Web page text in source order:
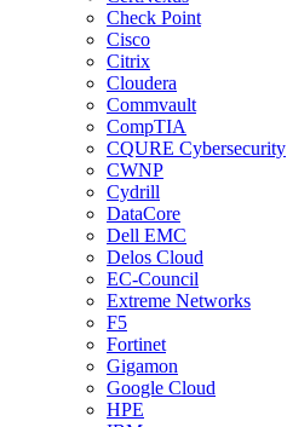
Check Point
Cisco
Citrix
Cloudera
Commvault
CompTIA
CQURE Cybersecurity
CWNP
Cydrill
DataCore
Dell EMC
Delos Cloud
EC-Council
Extreme Networks
F5
Fortinet
Gigamon
Google Cloud
HPE